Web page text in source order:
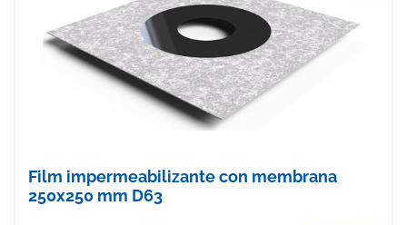
Film impermeabilizante con membrana
250x250 mm D63